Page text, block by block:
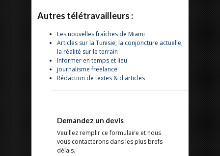
Autres télétravailleurs :
Les nouvelles fraîches de Miami
Articles sur la Tunisie, la conjoncture actuelle,
la réalité sur le terrain
Informer en temps et lieu
journalisme freelance
Rédaction de textes & d'articles
Demandez un devis
Veuillez remplir ce formulaire et nous
vous contacterons dans les plus brefs
délais.